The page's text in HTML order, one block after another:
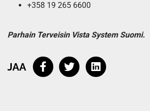
+358 19 265 6600
Parhain Terveisin Vista System Suomi.
JAA